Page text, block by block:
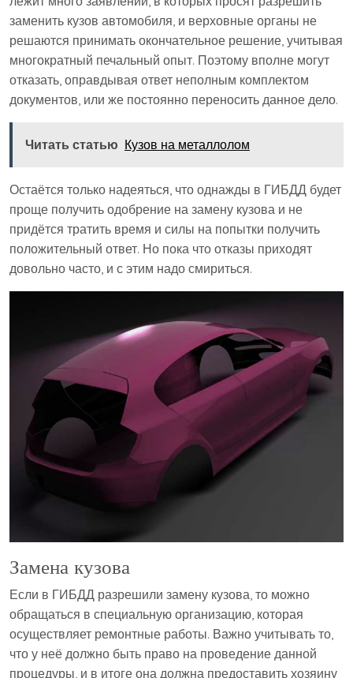
заменить кузов автомобиля, и верховные органы не
решаются принимать окончательное решение, учитывая
многократный печальный опыт. Поэтому вполне могут
отказать, оправдывая ответ неполным комплектом
документов, или же постоянно переносить данное дело.
Читать статью Кузов на металлолом
Остаётся только надеяться, что однажды в ГИБДД будет
проще получить одобрение на замену кузова и не
придётся тратить время и силы на попытки получить
положительный ответ. Но пока что отказы приходят
довольно часто, и с этим надо смириться.
Замена кузова
Если в ГИБДД разрешили замену кузова, то можно
обращаться в специальную организацию, которая
осуществляет ремонтные работы. Важно учитывать то,
что у неё должно быть право на проведение данной
процедуры, и в итоге она должна предоставить хозяину